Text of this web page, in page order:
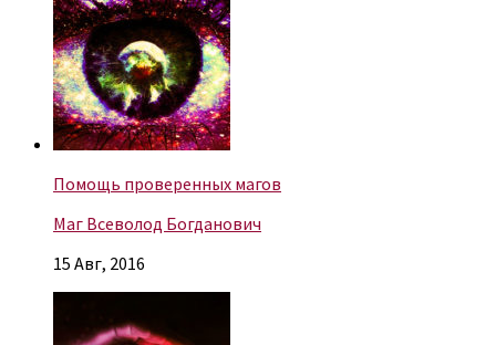
Помощь проверенных магов
Маг Всеволод Богданович
15 Авг, 2016